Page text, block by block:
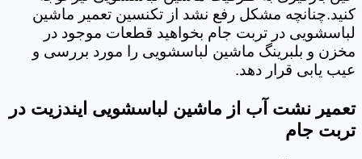
کنید.چنانچه مشکل رفع نشد از تکنسین تعمیر ماشین
لباسشویی در تربت جام بخواهید قطعات موجود در
مخزن و بلبرینگ ماشین لباسشویی را مورد بررسی و
عیب یابی قرار دهد.
تعمیر نشت آب از ماشین لباسشویی ایندزیت در
تربت جام